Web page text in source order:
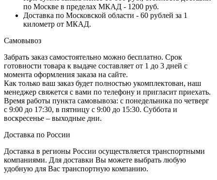
по Москве в пределах МКАД - 1200 руб.
Доставка по Московской области - 60 рублей за 1
километр от МКАД.
Самовывоз
Забрать заказ самостоятельно можно бесплатно. Срок
готовности товара к выдаче составляет от 1 до 3 дней с
момента оформления заказа на сайте.
Как только ваш заказ будет полностью укомплектован, наш
менеджер свяжется с вами по телефону и пригласит приехать.
Время работы пункта самовывоза: с понедельника по четверг
с 9:00 до 17:30, в пятницу с 9:00 до 15:30. Суббота и
воскресенье – выходные дни.
Доставка по России
Доставка в регионы России осуществляется транспортными
компаниями. Для доставки Вы можете выбрать любую
удобную для Вас транспортную компанию.